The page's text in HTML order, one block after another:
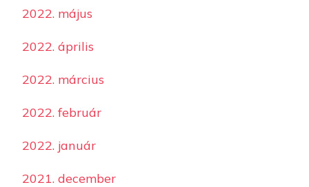
2022. május
2022. április
2022. március
2022. február
2022. január
2021. december